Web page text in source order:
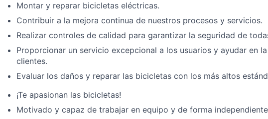
Montar y reparar bicicletas eléctricas.
Contribuir a la mejora continua de nuestros procesos y servicios.
Realizar controles de calidad para garantizar la seguridad de
Proporcionar un servicio excepcional a los usuarios y ayudar en
clientes.
Evaluar los daños y reparar las bicicletas con los más altos
¡Te apasionan las bicicletas!
Motivado y capaz de trabajar en equipo y de forma